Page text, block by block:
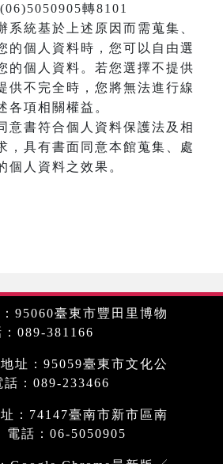
轉8101
系統基於上述原因而需蒐集、
的個人資料時，您可以自由選
的個人資料。若您選擇不提供
供不完全時，您將無法進行線
各項相關權益。
意書符合個人資料保護法及相
，具有書面同意本館蒐集、處
個人資料之效果。
95060臺東市豐田里博物
089-381166
址：95059臺東市文化公
話：089-233466
：74147臺南市新市區南
電話：06-5050905